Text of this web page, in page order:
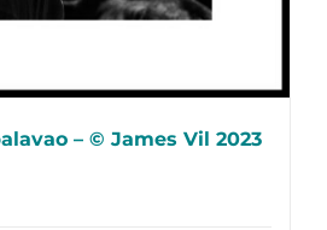
– © James Vil 2023